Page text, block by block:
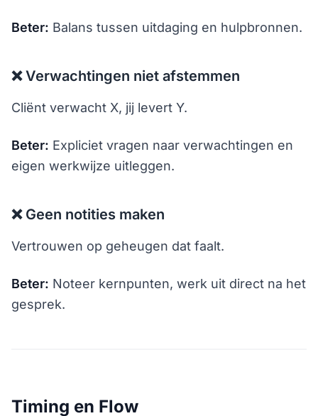
Beter: Balans tussen uitdaging en hulpbronnen.
❌ Verwachtingen niet afstemmen
Cliënt verwacht X, jij levert Y.
Beter: Expliciet vragen naar verwachtingen en
eigen werkwijze uitleggen.
❌ Geen notities maken
Vertrouwen op geheugen dat faalt.
Beter: Noteer kernpunten, werk uit direct na het
gesprek.
Timing en Flow